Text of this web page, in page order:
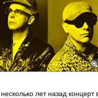
лет назад концерт